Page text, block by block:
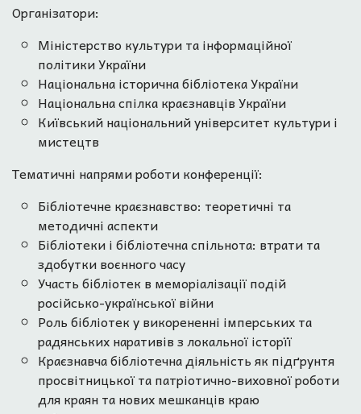
Організатори:
Міністерство культури та інформаційної
політики України
Національна історична бібліотека України
Національна спілка краєзнавців України
Київський національний університет культури і
мистецтв
Тематичні напрями роботи конференції:
Бібліотечне краєзнавство: теоретичні та
методичні аспекти
Бібліотеки і бібліотечна спільнота: втрати та
здобутки воєнного часу
Участь бібліотек в меморіалізації подій
російсько-української війни
Роль бібліотек у викорененні імперських та
радянських наративів з локальної історїї
Краєзнавча бібліотечна діяльність як підґрунтя
просвітницької та патріотично-виховної роботи
для краян та нових мешканців краю